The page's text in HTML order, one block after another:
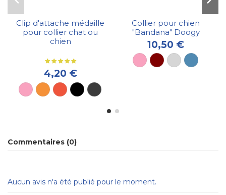
Clip d'attache médaille
pour collier chat ou
chien
4,20 €
Collier pour chien
"Bandana" Doogy
10,50 €
Commentaires (0)
Aucun avis n'a été publié pour le moment.